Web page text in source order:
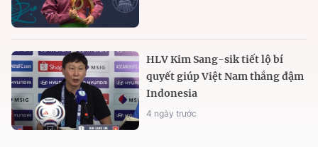
HLV Kim Sang-sik tiết lộ bí
quyết giúp Việt Nam thắng đậm
Indonesia
4 ngày trước